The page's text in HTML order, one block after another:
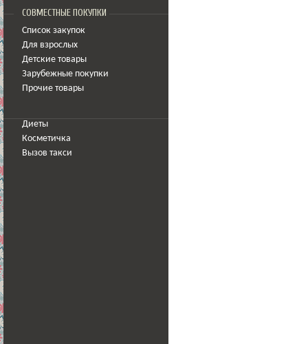
СОВМЕСТНЫЕ ПОКУПКИ
Список закупок
Для взрослых
Детские товары
Зарубежные покупки
Прочие товары
Диеты
Косметичка
Вызов такси